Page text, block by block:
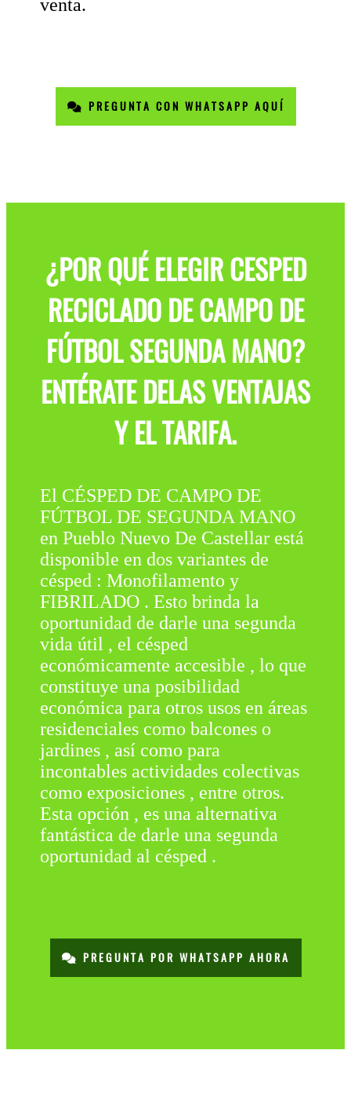
venta.
PREGUNTA CON WHATSAPP AQUÍ
¿POR QUÉ ELEGIR CESPED
RECICLADO DE CAMPO DE
FÚTBOL SEGUNDA MANO?
ENTÉRATE DELAS VENTAJAS
Y EL TARIFA.
El CÉSPED DE CAMPO DE
FÚTBOL DE SEGUNDA MANO
en Pueblo Nuevo De Castellar está
disponible en dos variantes de
césped : Monofilamento y
FIBRILADO . Esto brinda la
oportunidad de darle una segunda
vida útil , el césped
económicamente accesible , lo que
constituye una posibilidad
económica para otros usos en áreas
residenciales como balcones o
jardines , así como para
incontables actividades colectivas
como exposiciones , entre otros.
Esta opción , es una alternativa
fantástica de darle una segunda
oportunidad al césped .
PREGUNTA POR WHATSAPP AHORA